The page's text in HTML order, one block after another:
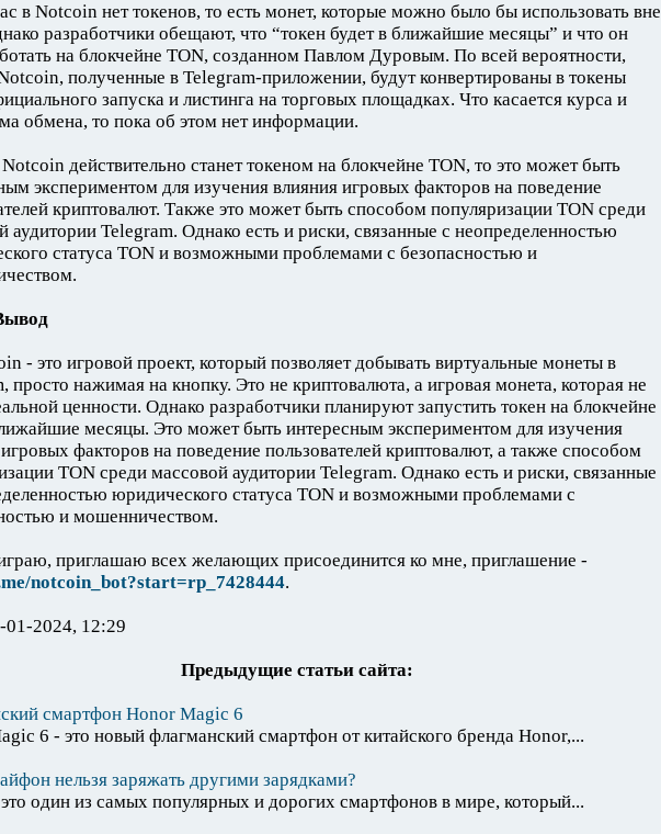
в Notcoin нет токенов, то есть монет, которые можно было бы использовать вне
разработчики обещают, что “токен будет в ближайшие месяцы” и что он
на блокчейне TON, созданном Павлом Дуровым. По всей вероятности,
полученные в Telegram-приложении, будут конвертированы в токены
запуска и листинга на торговых площадках. Что касается курса и
обмена, то пока об этом нет информации.
действительно станет токеном на блокчейне TON, то это может быть
экспериментом для изучения влияния игровых факторов на поведение
криптовалют. Также это может быть способом популяризации TON среди
аудитории Telegram. Однако есть и риски, связанные с неопределенностью
статуса TON и возможными проблемами с безопасностью и
- это игровой проект, который позволяет добывать виртуальные монеты в
просто нажимая на кнопку. Это не криптовалюта, а игровая монета, которая не
ценности. Однако разработчики планируют запустить токен на блокчейне
месяцы. Это может быть интересным экспериментом для изучения
факторов на поведение пользователей криптовалют, а также способом
TON среди массовой аудитории Telegram. Однако есть и риски, связанные
юридического статуса TON и возможными проблемами с
и мошенничеством.
приглашаю всех желающих присоединится ко мне, приглашение -
notcoin_bot?start=rp_7428444.
01-2024, 12:29
Предыдущие статьи сайта:
смартфон Honor Magic 6
6 - это новый флагманский смартфон от китайского бренда Honor,...
нельзя заряжать другими зарядками?
один из самых популярных и дорогих смартфонов в мире, который...